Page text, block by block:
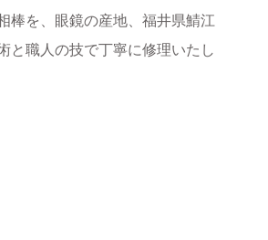
棒を、眼鏡の産地、福井県鯖江
と職人の技で丁寧に修理いたし